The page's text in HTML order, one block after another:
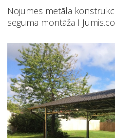
Nojumes metāla
seguma montāža I Jumis.co